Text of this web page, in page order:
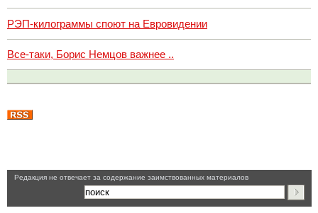
РЭП-килограммы споют на Евровидении
Все-таки, Борис Немцов важнее ..
Pедакция не отвечает за содержание заимствованных материалов